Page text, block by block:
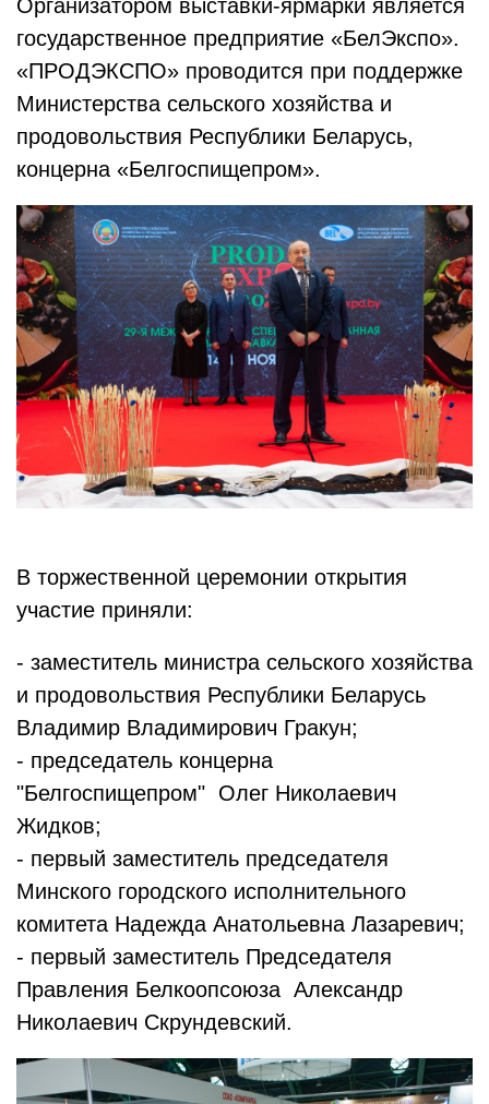
Организатором выставки-ярмарки является
государственное предприятие «БелЭкспо».
«ПРОДЭКСПО» проводится при поддержке
Министерства сельского хозяйства и
продовольствия Республики Беларусь,
концерна «Белгоспищепром».
В торжественной церемонии открытия
участие приняли:
- заместитель министра сельского хозяйства
и продовольствия Республики Беларусь
Владимир Владимирович Гракун;
- председатель концерна
"Белгоспищепром" Олег Николаевич
Жидков;
- первый заместитель председателя
Минского городского исполнительного
комитета Надежда Анатольевна Лазаревич;
- первый заместитель Председателя
Правления Белкоопсоюза Александр
Николаевич Скрундевский.